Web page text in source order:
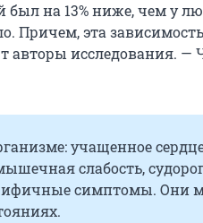
был на 13% ниже, чем у
Причем, эта
исследования. —
учащенное
слабость,
симптомы. Они